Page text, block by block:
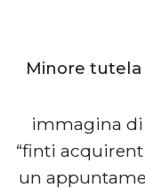
Minore
immagina
“finti
un